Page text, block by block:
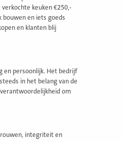
keuken €250,-
bouwen en iets goeds
en klanten blij
en persoonlijk. Het bedrijf
in het belang van de
om
integriteit en